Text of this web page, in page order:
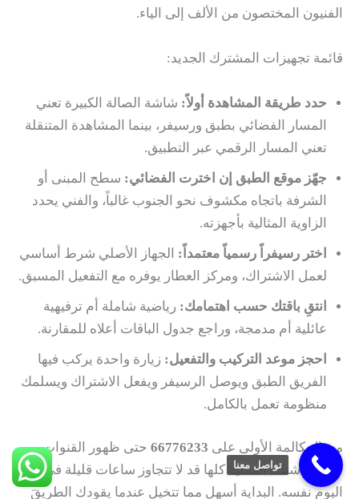
الفنيون المختصون من الألف إلى الياء.
قائمة تجهيزات المشترك الجديد:
حدد طريقة المشاهدة أولاً: شاشة الصالة الكبيرة تعني
المسار الفضائي بطبق ورسيفر، بينما المشاهدة المتنقلة
تعني المسار الرقمي عبر التطبيق.
جهّز موقع الطبق إن اخترت الفضائي: سطح المبنى أو
الشرفة باتجاه مكشوف نحو الجنوب غالباً، والفني يحدد
الزاوية المثالية بأجهزته.
اختر رسيفراً رسمياً معتمداً: الجهاز الأصلي شرط أساسي
لعمل الاشتراك، ومركز العطار يوفره مع التفعيل المسبق.
انتقِ باقتك حسب اهتمامك: رياضية شاملة أم ترفيهية
عائلية أم مدمجة، وراجع جدول الباقات أعلاه للمقارنة.
احجز موعد التركيب والتفعيل: زيارة واحدة يركب فيها
الفريق الطبق ويوصل الرسيفر ويفعل الاشتراك ويسلمك
منظومة تعمل بالكامل.
من المكالمة الأولى على 66776233 حتى ظهور القنوات
على شاشتك، العملية كلها قد لا تتجاوز ساعات قليلة في
اليوم نفسه. البداية أسهل مما تتخيل عندما يقودك الطريقَ
تواصل معنا